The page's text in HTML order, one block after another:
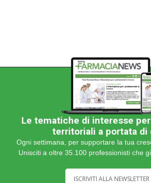
Le tematiche di interesse
territoriali a portata di
Ogni settimana, per supportare la tua
Unisciti a oltre 35.100 professionisti che
ISCRIVITI ALLA NEWSLETTER